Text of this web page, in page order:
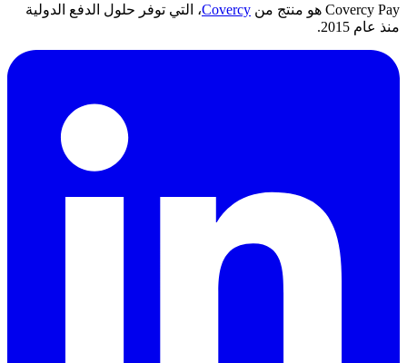
Covercy Pay هو منتج من Covercy، التي توفر حلول الدفع الدولية
منذ عام 2015.